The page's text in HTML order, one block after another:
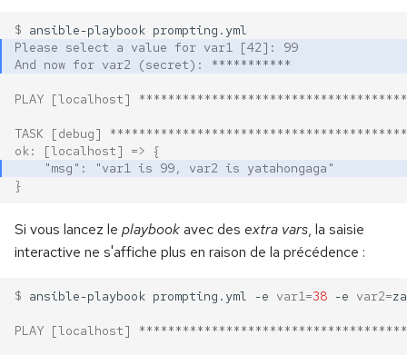
$ ansible-playbook
Please select a value for var1 [42]: 99
And now for var2 (secret): ***********
PLAY [localhost]
TASK [debug]
ok: [localhost] => {
    "msg": "var1 is 99, var2 is yatahongaga"
}
Si vous lancez le playbookavec des extra vars, la saisie
interactive ne s'affiche plus en raison de la précédence :
$ ansible-playbook prompting.yml -e var1=38 -e var2=
PLAY [localhost]